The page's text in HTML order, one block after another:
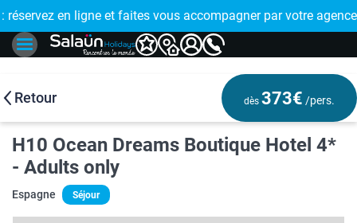
!
: réservez en ligne et faites vous accompagner par votre
🤩
Retour dès 373€ /pers.
H10 Ocean Dreams Boutique Hotel 4*
- Adults only
Espagne Séjour